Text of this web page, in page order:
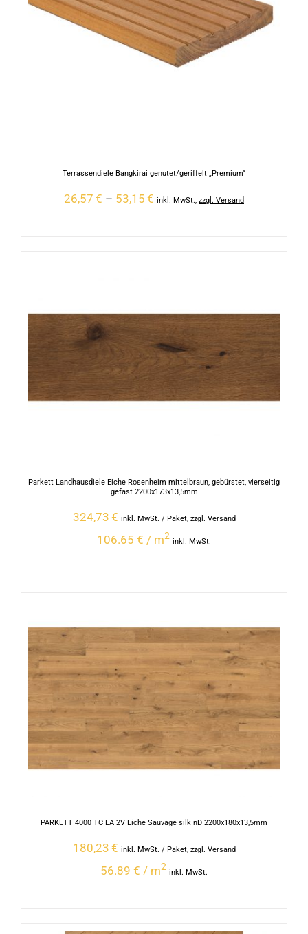
Terrassendiele Bangkirai genutet/geriffelt „Premium“
26,57 € – 53,15 € inkl. MwSt., zzgl. Versand
Parkett Landhausdiele Eiche Rosenheim mittelbraun, gebürstet, vierseitig
gefast 2200x173x13,5mm
324,73 € inkl. MwSt. / Paket, zzgl. Versand
106.65 € / m2
inkl. MwSt.
PARKETT 4000 TC LA 2V Eiche Sauvage silk nD 2200x180x13,5mm
180,23 € inkl. MwSt. / Paket, zzgl. Versand
56.89 € / m2
inkl. MwSt.